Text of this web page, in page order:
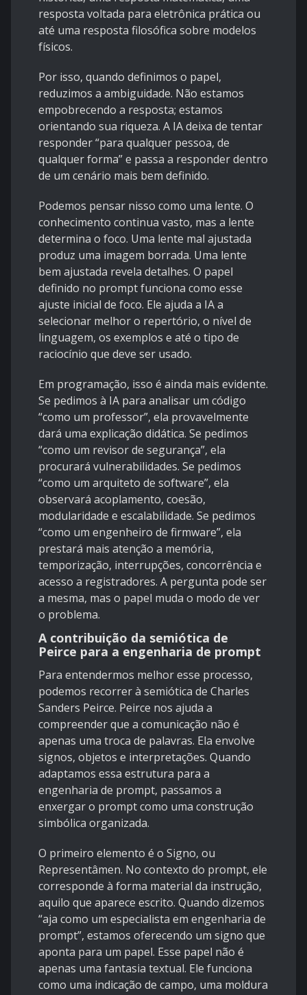
resposta voltada para eletrônica prática ou
até uma resposta filosófica sobre modelos
físicos.
Por isso, quando definimos o papel,
reduzimos a ambiguidade. Não estamos
empobrecendo a resposta; estamos
orientando sua riqueza. A IA deixa de tentar
responder “para qualquer pessoa, de
qualquer forma” e passa a responder dentro
de um cenário mais bem definido.
Podemos pensar nisso como uma lente. O
conhecimento continua vasto, mas a lente
determina o foco. Uma lente mal ajustada
produz uma imagem borrada. Uma lente
bem ajustada revela detalhes. O papel
definido no prompt funciona como esse
ajuste inicial de foco. Ele ajuda a IA a
selecionar melhor o repertório, o nível de
linguagem, os exemplos e até o tipo de
raciocínio que deve ser usado.
Em programação, isso é ainda mais evidente.
Se pedimos à IA para analisar um código
“como um professor”, ela provavelmente
dará uma explicação didática. Se pedimos
“como um revisor de segurança”, ela
procurará vulnerabilidades. Se pedimos
“como um arquiteto de software”, ela
observará acoplamento, coesão,
modularidade e escalabilidade. Se pedimos
“como um engenheiro de firmware”, ela
prestará mais atenção a memória,
temporização, interrupções, concorrência e
acesso a registradores. A pergunta pode ser
a mesma, mas o papel muda o modo de ver
o problema.
A contribuição da semiótica de
Peirce para a engenharia de prompt
Para entendermos melhor esse processo,
podemos recorrer à semiótica de Charles
Sanders Peirce. Peirce nos ajuda a
compreender que a comunicação não é
apenas uma troca de palavras. Ela envolve
signos, objetos e interpretações. Quando
adaptamos essa estrutura para a
engenharia de prompt, passamos a
enxergar o prompt como uma construção
simbólica organizada.
O primeiro elemento é o Signo, ou
Representâmen. No contexto do prompt, ele
corresponde à forma material da instrução,
aquilo que aparece escrito. Quando dizemos
“aja como um especialista em engenharia de
prompt”, estamos oferecendo um signo que
aponta para um papel. Esse papel não é
apenas uma fantasia textual. Ele funciona
como uma indicação de campo, uma moldura